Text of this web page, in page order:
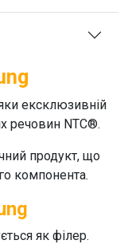
ексклюзивній
речовин NTC®.
продукт, що
компонента.
як філер.